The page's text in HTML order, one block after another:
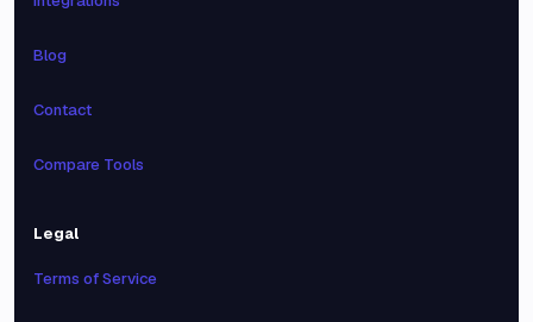
Blog
Contact
Compare Tools
Legal
Terms of Service